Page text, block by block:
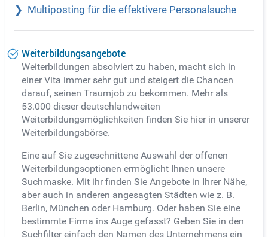
Multiposting für die effektivere Personalsuche
Weiterbildungsangebote
Weiterbildungen absolviert zu haben, macht sich in
einer Vita immer sehr gut und steigert die Chancen
darauf, seinen Traumjob zu bekommen. Mehr als
53.000 dieser deutschlandweiten
Weiterbildungsmöglichkeiten finden Sie hier in unserer
Weiterbildungsbörse.
Eine auf Sie zugeschnittene Auswahl der offenen
Weiterbildungsoptionen ermöglicht Ihnen unsere
Suchmaske. Mit ihr finden Sie Angebote in Ihrer Nähe,
aber auch in anderen angesagten Städten wie z. B.
Berlin, München oder Hamburg. Oder haben Sie eine
bestimmte Firma ins Auge gefasst? Geben Sie in den
Suchfilter einfach den Namen des Unternehmens ein